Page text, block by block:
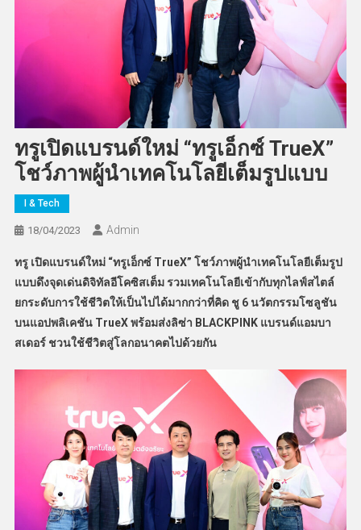
ทรูเปิดแบรนด์ใหม่ “ทรูเอ็กซ์ TrueX”
โชว์ภาพผู้นำเทคโนโลยีเต็มรูปแบบ
I & Tech
18/04/2023 Admin
ทรู เปิดแบรนด์ใหม่ “ทรูเอ็กซ์ TrueX” โชว์ภาพผู้นำเทคโนโลยีเต็มรูป
แบบดึงจุดเด่นดิจิทัลอีโคซิสเต็ม รวมเทคโนโลยีเข้ากับทุกไลฟ์สไตล์
ยกระดับการใช้ชีวิตให้เป็นไปได้มากกว่าที่คิด ชู 6 นวัตกรรมโซลูชัน
บนแอปพลิเคชัน TrueX พร้อมส่งลิซ่า BLACKPINK แบรนด์แอมบา
สเดอร์ ชวนใช้ชีวิตสู่โลกอนาคตไปด้วยกัน